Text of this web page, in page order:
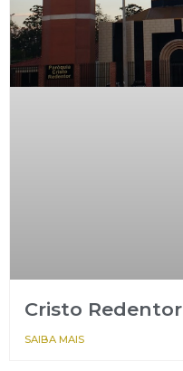
Cristo Redentor
SAIBA MAIS